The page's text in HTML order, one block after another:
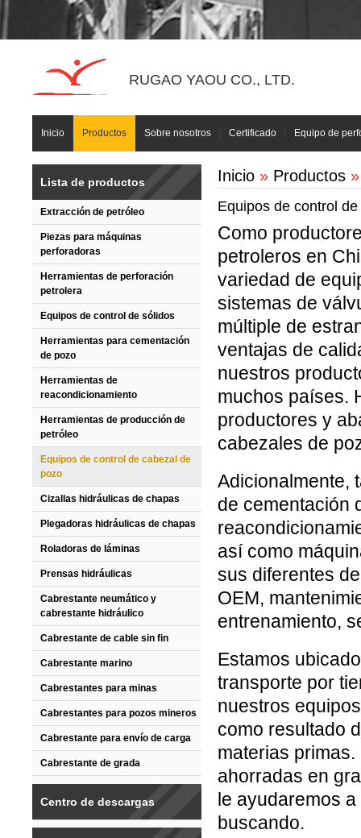
RUGAO YAOU CO., LTD.
Inicio Productos Sobre nosotros Certificado Equipo de
Lista de productos
Extracción de petróleo
Piezas para máquinas
perforadoras
Herramientas de perforación
petrolera
Equipos de control de sólidos
Herramientas para cementación
de pozo
Herramientas de
reacondicionamiento
Herramientas de producción de
petróleo
Equipos de control de cabezal de
pozo
Cizallas hidráulicas de chapas
Plegadoras hidráulicas de chapas
Roladoras de láminas
Prensas hidráulicas
Cabrestante neumático y
cabrestante hidráulico
Cabrestante de cable sin fin
Cabrestante marino
Cabrestantes para minas
Cabrestantes para pozos mineros
Cabrestante para envío de carga
Cabrestante de grada
Centro de descargas
Inicio » Productos
Equipos de control
Como
petroleros en
variedad de
sistemas de
múltiple de
ventajas de
nuestros
muchos países.
productores y
cabezales de
Adicionalmente,
de cementación
así como
sus diferentes
OEM,
entrenamiento,
Estamos
transporte por
nuestros
como resultado
materias
ahorradas en
le ayudaremos
buscando.